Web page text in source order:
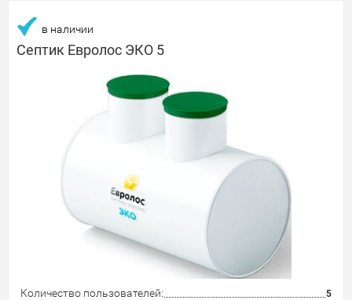
в наличии
Септик Евролос ЭКО 5
Количество пользователей: 5